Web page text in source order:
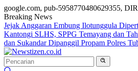
google.com, pub-5958770480629355,
Breaking News
Jejak Anggaran Embung Ilotunggula
Kantongi SLHS, SPPG Temayang dan
dan Sukandar Dipanggil Propam Polres